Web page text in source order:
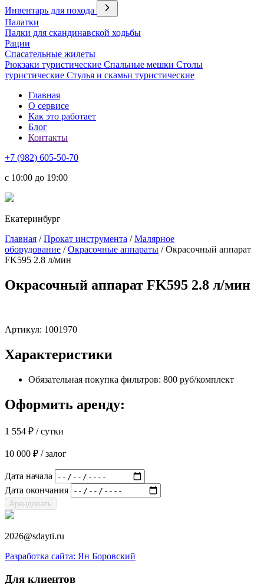
Инвентарь для похода
Палатки
Палки для скандинавской ходьбы
Рации
Спасательные жилеты
Рюкзаки туристические Спальные мешки Столы
туристические Стулья и скамьи туристические
Главная
О сервисе
Как это работает
Блог
Контакты
+7 (982) 605-50-70
c 10:00 до 19:00
Екатеринбург
Главная /Прокат инструмента /Малярное
оборудование /Окрасочные аппараты / Окрасочный аппарат
FK595 2.8 л/мин
Окрасочный аппарат FK595 2.8 л/мин
Артикул: 1001970
Характеристики
Обязательная покупка фильтров: 800 руб/комплект
Оформить аренду:
1 554 ₽ / сутки
10 000 ₽ / залог
Дата начала
Дата окончания
Арендовать
2026@sdayti.ru
Разработка сайта: Ян Боровский
Для клиентов